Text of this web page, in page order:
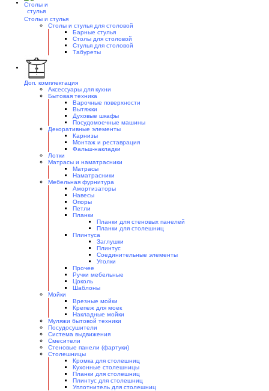
Столы и стулья
Столы и стулья для столовой
Барные стулья
Столы для столовой
Стулья для столовой
Табуреты
Доп. комплектация
Аксессуары для кухни
Бытовая техника
Варочные поверхности
Вытяжки
Духовые шкафы
Посудомоечные машины
Декоративные элементы
Карнизы
Монтаж и реставрация
Фальш-накладки
Лотки
Матрасы и наматрасники
Матрасы
Наматрасники
Мебельная фурнитура
Амортизаторы
Навесы
Опоры
Петли
Планки
Планки для стеновых панелей
Планки для столешниц
Плинтуса
Заглушки
Плинтус
Соединительные элементы
Уголки
Прочее
Ручки мебельные
Цоколь
Шаблоны
Мойки
Врезные мойки
Крепеж для моек
Накладные мойки
Муляжи бытовой техники
Посудосушители
Система выдвижения
Смесители
Стеновые панели (фартуки)
Столешницы
Кромка для столешниц
Кухонные столешницы
Планки для столешниц
Плинтус для столешниц
Уплотнитель для столешниц